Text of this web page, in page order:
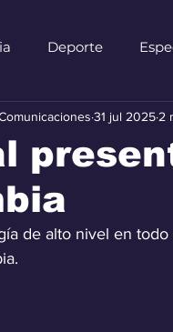
Deporte
31 jul 2025 2
de alto nivel en